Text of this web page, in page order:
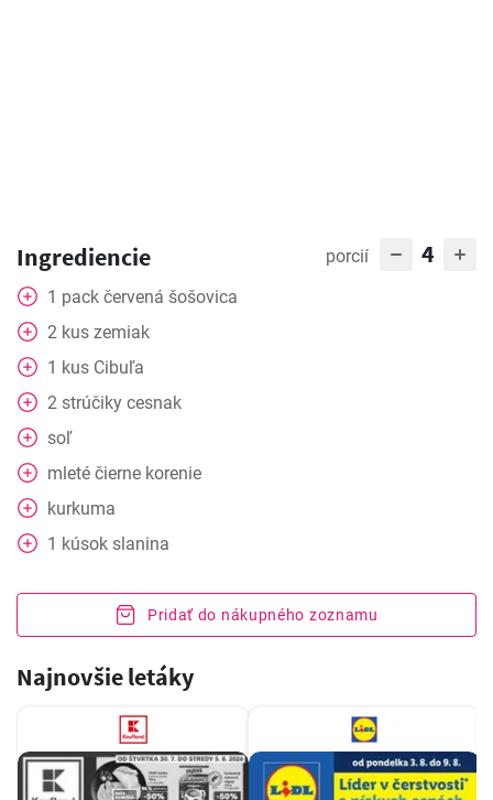
Ingrediencie porcií 4
1 pack červená šošovica
2 kus zemiak
1 kus Cibuľa
2 strúčiky cesnak
soľ
mleté čierne korenie
kurkuma
1 kúsok slanina
Pridať do nákupného zoznamu
Najnovšie letáky